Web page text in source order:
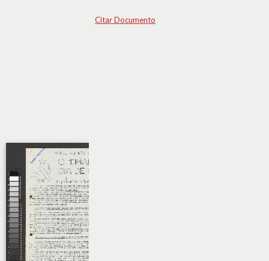
Citar Documento